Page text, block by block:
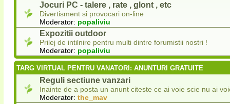
Jocuri PC - talere , rate , glont , etc
Divertisment si provocari on-line
Moderator: popaliviu
Expozitii outdoor
Prilej de intilnire pentru multi dintre forumistii nostri !
Moderator: popaliviu
TARG VIRTUAL PENTRU VANATORI: ANUNTURI GRATUITE
Reguli sectiune vanzari
Inainte de a posta un anunt citeste ce ai voie scie nu ai
Moderator: the_mav